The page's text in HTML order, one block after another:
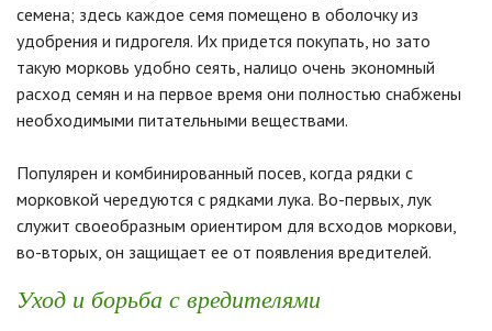
семена; здесь каждое семя помещено в оболочку из
удобрения и гидрогеля. Их придется покупать, но зато
такую морковь удобно сеять, налицо очень экономный
расход семян и на первое время они полностью снабжены
необходимыми питательными веществами.
Популярен и комбинированный посев, когда рядки с
морковкой чередуются с рядками лука. Во-первых, лук
служит своеобразным ориентиром для всходов моркови,
во-вторых, он защищает ее от появления вредителей.
Уход и борьба с вредителями